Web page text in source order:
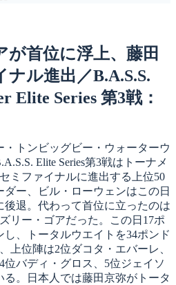
が首位に浮上、藤田
ル進出／B.A.S.S.
Elite Series 第3戦：
トンビッグビー・ウォーターウ
Elite Series第3戦はトーナメ
ミファイナルに進出する上位50
ー、ビル・ローウェンはこの日
後退。代わって首位に立ったのは
リー・ゴアだった。この日17ポ
し、トータルウエイトを34ポンド
上位陣は2位ダコタ・エバーレ、
バディ・グロス、5位ジェイソ
る。日本人では藤田京弥がトータ